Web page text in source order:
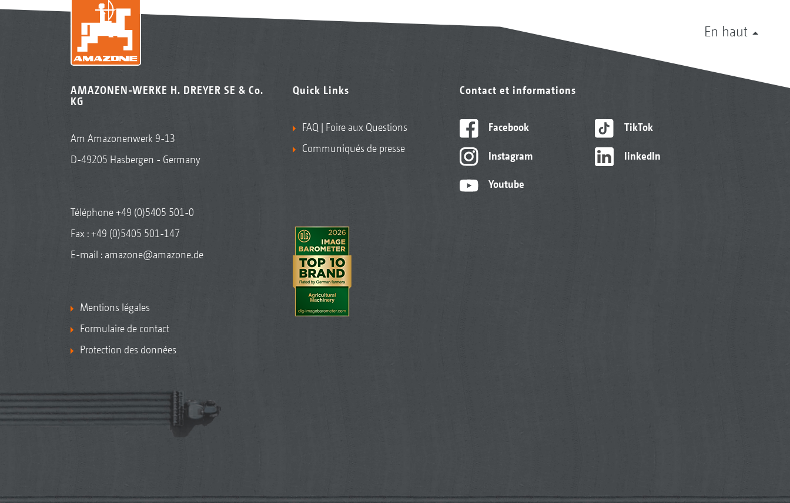
En haut
AMAZONEN-WERKE H. DREYER SE & Co.
KG
Am Amazonenwerk 9-13
D-49205 Hasbergen - Germany
Téléphone+49 (0)5405 501-0
Fax : +49 (0)5405 501-147
E-mail : amazone@amazone.de
Mentions légales
Formulaire de contact
Protection des données
Quick Links
FAQ | Foire aux Questions
Communiqués de presse
Contact et informations
Facebook
Instagram
Youtube
TikTok
linkedIn